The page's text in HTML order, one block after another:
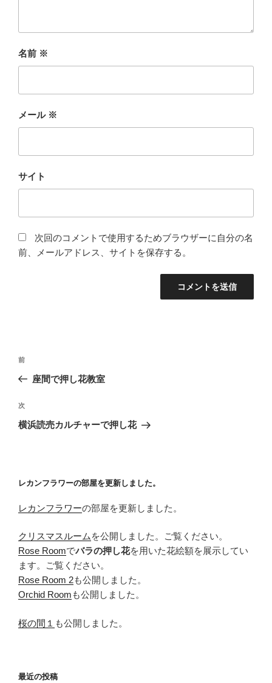
名前 ※
メール ※
サイト
次回のコメントで使用するためブラウザーに自分の名
前、メールアドレス、サイトを保存する。
投
ビ
ゲ
ン
前
の
稿
前
座間で押し花教室
次
の
次
横浜読売カルチャーで押し花
レカンフラワーの部屋を更新しました。
レカンフラワーの部屋を更新しました。
クリスマスルーム を公開しました。ご覧ください。
Rose Roomでバラの押し花を用いた花絵額を展示してい
ます。ご覧ください。
Rose Room 2も公開しました。
Orchid Room も公開しました。
桜の間１ も公開しました。
最近の投稿